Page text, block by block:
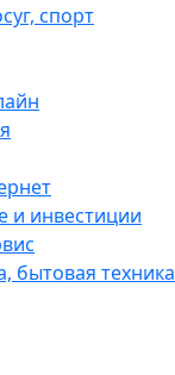
спорт
и инвестиции
бытовая техника